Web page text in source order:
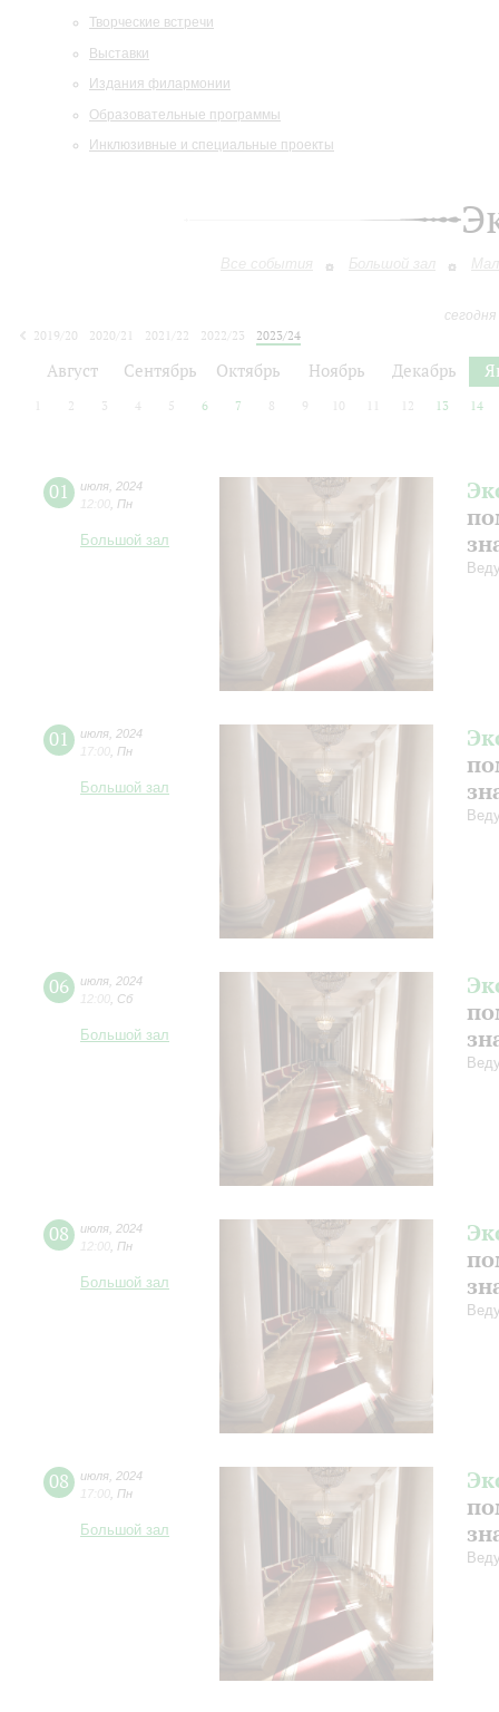
Творческие встречи
Выставки
Издания филармонии
Образовательные программы
Инклюзивные и специальные проекты
Все события Большой зал
2019/20
2020/21 2021/22 2022/23
2023/24
Август Сентябрь Октябрь Ноябрь Декабрь
2 3 4 5 6 7 8 9 10 12 13 14
01 июля 2024
12:00 Пн
Большой зал
01 июля 2024
17:00 Пн
Большой зал
06 июля 2024
12:00 Сб
Большой зал
08 июля 2024
12:00 Пн
Большой зал
08 июля 2024
17:00 Пн
Большой зал